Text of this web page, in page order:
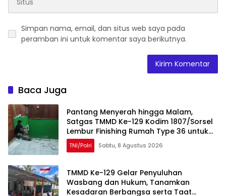
Simpan nama, email, dan situs web saya pada
peramban ini untuk komentar saya berikutnya.
Baca Juga
Pantang Menyerah hingga Malam,
Satgas TMMD Ke-129 Kodim 1807/Sorsel
Lembur Finishing Rumah Type 36 untuk
Warga Kampung Sesor
TNI/Polri Sabtu, 8 Agustus 2026
TMMD Ke-129 Gelar Penyuluhan
Wasbang dan Hukum, Tanamkan
Kesadaran Berbangsa serta Taat